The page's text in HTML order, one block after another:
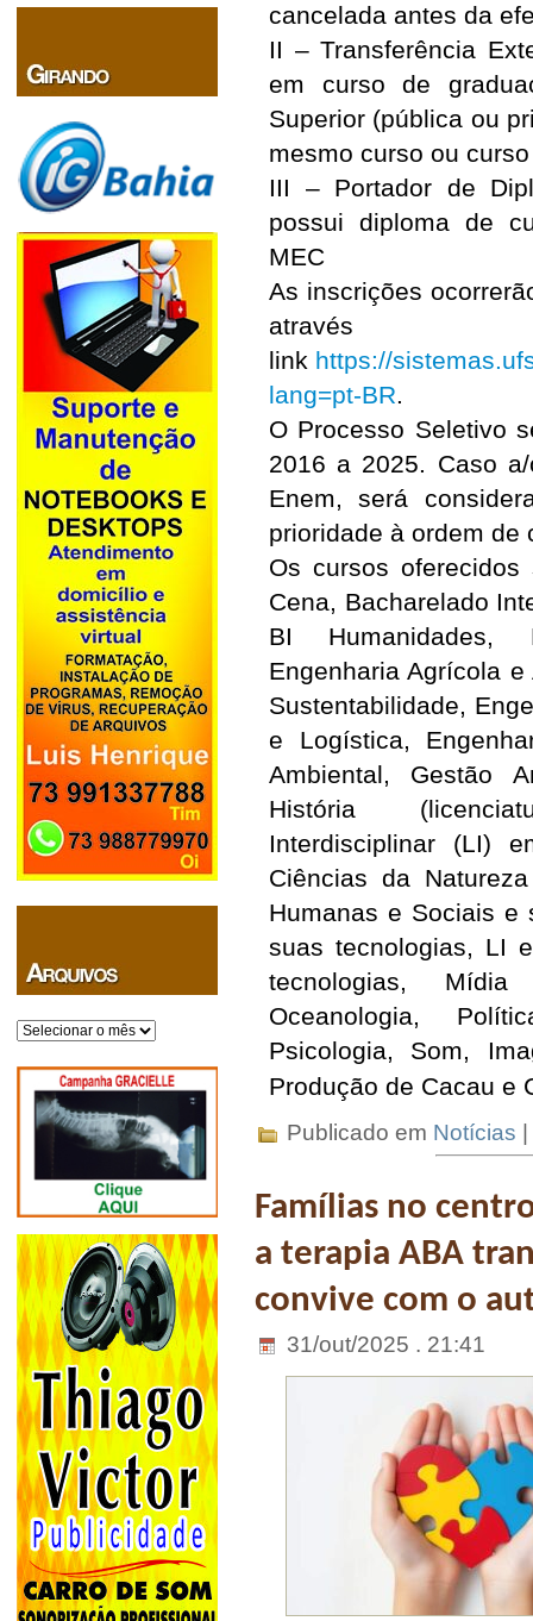
Arquivos
cancelada antes da
II – Transferência
em curso de
Superior (pública ou
mesmo curso ou
III – Portador de
possui diploma de
MEC
As inscrições
link https://
lang=pt-BR.
O Processo Seletivo
2016 a 2025. Caso
Enem, será
prioridade à ordem de
Os cursos
Cena, Bacharelado
BI Humanidades,
Engenharia Agrícola
Sustentabilidade,
e Logística,
Ambiental, Gestão
História
Interdisciplinar (LI)
Ciências da
Humanas e Sociais e
suas tecnologias, LI
tecnologias,
Oceanologia,
Psicologia, Som,
Produção de Cacau e
Publicado em Notícias
Famílias no
a terapia ABA
convive com o
31/out/2025 . 21:41